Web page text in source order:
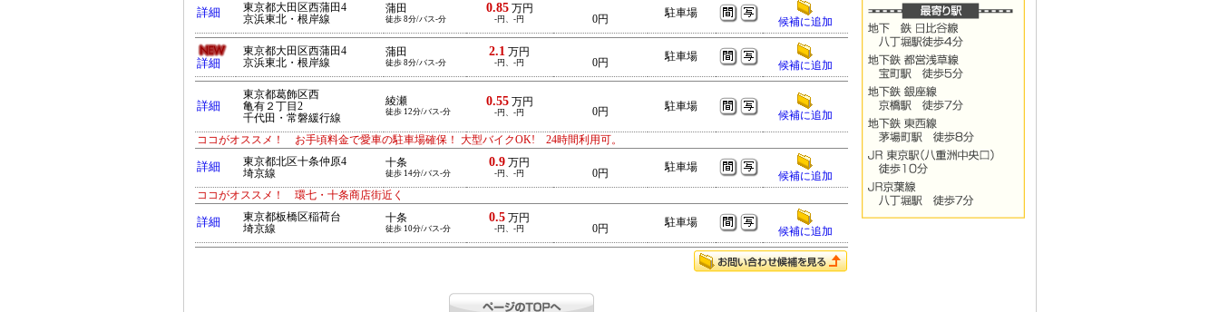
詳細
東京都大田区西蒲田4
京浜東北・根岸線
蒲田
徒歩 8分/バス-分
0.85万円
-円、-円 0円
駐車場
候補に追加
詳細
東京都大田区西蒲田4
京浜東北・根岸線
蒲田
徒歩 8分/バス-分
2.1 万円
-円、-円 0円
駐車場
候補に追加
詳細
東京都葛飾区西
亀有２丁目2
千代田・常磐緩行線
綾瀬
徒歩 12分/バス-分
0.55万円
-円、-円 0円
駐車場
候補に追加
ココがオススメ！ お手頃料金で愛車の駐車場確保！ 大型バイクOK! 24時間利用可。
詳細
東京都北区十条仲原4
埼京線
十条
徒歩 14分/バス-分
0.9 万円
-円、-円 0円
駐車場
候補に追加
ココがオススメ！ 環七・十条商店街近く
詳細
東京都板橋区稲荷台
埼京線
十条
徒歩 10分/バス-分
0.5 万円
-円、-円 0円
駐車場
候補に追加